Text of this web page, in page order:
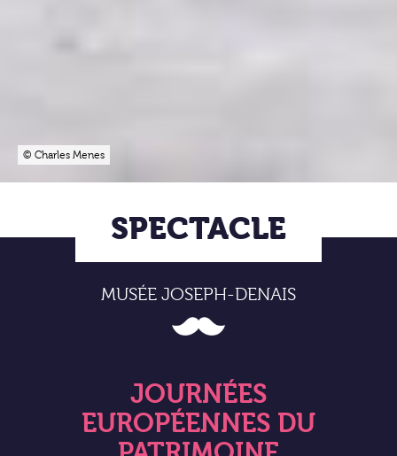
© Charles Menes
SPECTACLE
MUSÉE JOSEPH-DENAIS
JOURNÉES
EUROPÉENNES DU